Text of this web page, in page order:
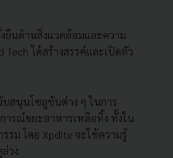
ยืนด้านสิ่งแวดล้อมและความ
ได้สร้างสรรค์และเปิดตัว
สนุนโซลูชันต่าง ๆ ในการ
รณ์ขยะอาหารเหลือทิ้ง ทั้งใน
รม โดย Xpdite จะใช้ความรู้
วง